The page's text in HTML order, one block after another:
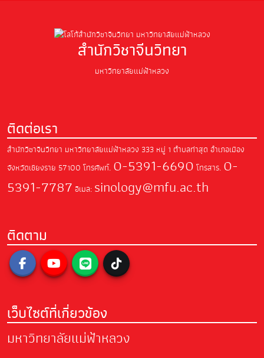
สำนักวิชาจีนวิทยา
มหาวิทยาลัยแม่ฟ้าหลวง
ติดต่อเรา
สำนักวิชาจีนวิทยา มหาวิทยาลัยแม่ฟ้าหลวง 333 หมู่ 1 ตำบลท่าสุด อำเภอเมือง
จังหวัดเชียงราย 57100 โทรศัพท์. 0-5391-6690 โทรสาร. 0-
5391-7787 อีเมล: sinology@mfu.ac.th
ติดตาม
เว็บไซต์ที่เกี่ยวข้อง
มหาวิทยาลัยแม่ฟ้าหลวง